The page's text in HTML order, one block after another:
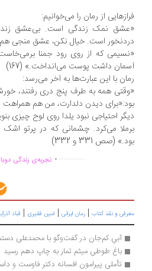
از رمان را می‌خوانیم:
نمک زندگی است. بی‌عشق زندگی یک
است. خیال نکن، عشق منجی هم هست.»
که از روی رود جمنا برمی‌خاست، روح
داشت پوست می‌انداخت.» (167)
با این عبارت‌ها به آخر می‌رسد:
همه به طرف پنج دری رفتند، خورشید
دیدن دلدارت، من هم همراهت
احتیاجی نبود یلدا روی لوح چیزی
می‌کرد. چشمانی که در پرتو اشک
(صص 331 و 332)
...............
. تجربه‌ی زندگی دوباره.
و نقد کتاب|رمان ایرانی|امین فقیری| قباد آذرآیین|
آبیِ کم‌جان در گفت‌وگو با محمد‌علی دستمالی
باغ طوطی میثم تمار به چاپ دهم رسید